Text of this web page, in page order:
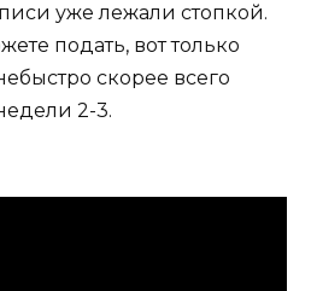
уже лежали стопкой.
подать, вот только
скорее всего
2-3.